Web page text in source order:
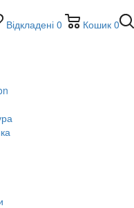
Відкладені 0 Кошик 0